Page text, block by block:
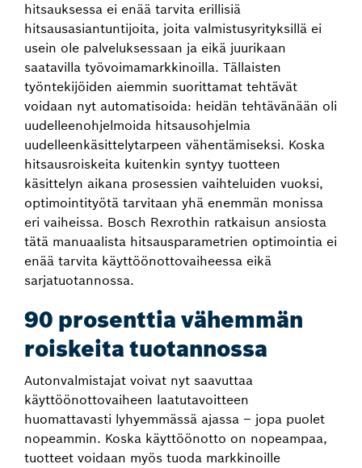
hitsauksessa ei enää tarvita erillisiä
hitsausasiantuntijoita, joita valmistusyrityksillä ei
usein ole palveluksessaan ja eikä juurikaan
saatavilla työvoimamarkkinoilla. Tällaisten
työntekijöiden aiemmin suorittamat tehtävät
voidaan nyt automatisoida: heidän tehtävänään oli
uudelleenohjelmoida hitsausohjelmia
uudelleenkäsittelytarpeen vähentämiseksi. Koska
hitsausroiskeita kuitenkin syntyy tuotteen
käsittelyn aikana prosessien vaihteluiden vuoksi,
optimointityötä tarvitaan yhä enemmän monissa
eri vaiheissa. Bosch Rexrothin ratkaisun ansiosta
tätä manuaalista hitsausparametrien optimointia ei
enää tarvita käyttöönottovaiheessa eikä
sarjatuotannossa.
90 prosenttia vähemmän
roiskeita tuotannossa
Autonvalmistajat voivat nyt saavuttaa
käyttöönottovaiheen laatutavoitteen
huomattavasti lyhyemmässä ajassa – jopa puolet
nopeammin. Koska käyttöönotto on nopeampaa,
tuotteet voidaan myös tuoda markkinoille